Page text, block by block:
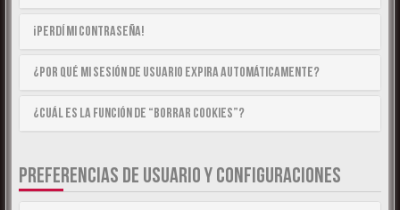
¡Perdí mi contraseña!
¿Por qué mi sesión de usuario expira automáticamente?
¿Cuál es la función de “Borrar cookies”?
PREFERENCIAS DE USUARIO Y CONFIGURACIONES